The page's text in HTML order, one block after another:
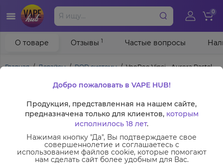
0
Главная Девайсы POD системы VooPoo Vinci - Aurora Pastel
О товаре Отзывы 1 Частые вопросы
Добро пожаловать в VAPE HUB!
Продукция, представленная на нашем сайте,
предназначена только для клиентов, которым
исполнилось 18 лет.
Нажимая кнопку "Да", Вы подтверждаете свое
совершеннолетие и соглашаетесь с
использованием файлов cookie, которые помогают
нам сделать сайт более удобным для Вас.